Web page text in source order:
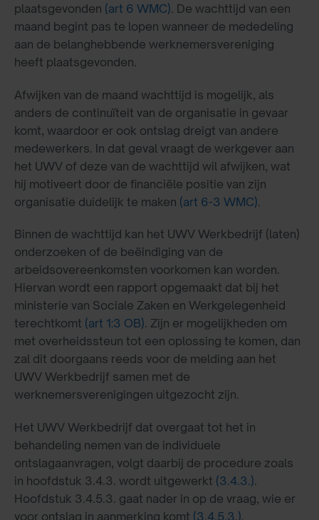
plaatsgevonden (art 6 WMC). De wachttijd van een
maand begint pas te lopen wanneer de mededeling
aan de belanghebbende werknemersvereniging
heeft plaatsgevonden.
Afwijken van de maand wachttijd is mogelijk, als
anders de continuïteit van de organisatie in gevaar
komt, waardoor er ook ontslag dreigt van andere
medewerkers. In dat geval vraagt de werkgever aan
het UWV of deze van de wachttijd wil afwijken, wat
hij motiveert door de financiële positie van zijn
organisatie duidelijk te maken (art 6-3 WMC).
Binnen de wachttijd kan het UWV Werkbedrijf (laten)
onderzoeken of de beëindiging van de
arbeidsovereenkomsten voorkomen kan worden.
Hiervan wordt een rapport opgemaakt dat bij het
ministerie van Sociale Zaken en Werkgelegenheid
terechtkomt (art 1:3 OB). Zijn er mogelijkheden om
met overheidssteun tot een oplossing te komen, dan
zal dit doorgaans reeds voor de melding aan het
UWV Werkbedrijf samen met de
werknemersverenigingen uitgezocht zijn.
Het UWV Werkbedrijf dat overgaat tot het in
behandeling nemen van de individuele
ontslagaanvragen, volgt daarbij de procedure zoals
in hoofdstuk 3.4.3. wordt uitgewerkt (3.4.3.).
Hoofdstuk 3.4.5.3. gaat nader in op de vraag, wie er
voor ontslag in aanmerking komt (3.4.5.3.).